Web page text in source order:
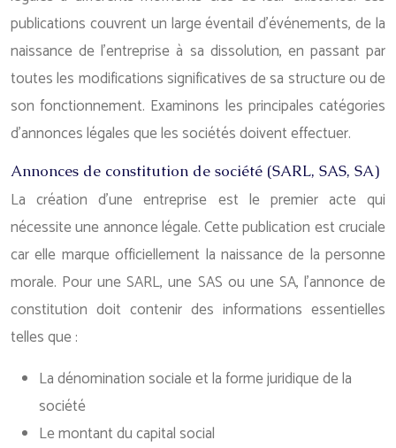
publications couvrent un large éventail d’événements, de la
naissance de l’entreprise à sa dissolution, en passant par
toutes les modifications significatives de sa structure ou de
son fonctionnement. Examinons les principales catégories
d’annonces légales que les sociétés doivent effectuer.
Annonces de constitution de société (SARL, SAS, SA)
La création d’une entreprise est le premier acte qui
nécessite une annonce légale. Cette publication est cruciale
car elle marque officiellement la naissance de la personne
morale. Pour une SARL, une SAS ou une SA, l’annonce de
constitution doit contenir des informations essentielles
telles que :
La dénomination sociale et la forme juridique de la
société
Le montant du capital social